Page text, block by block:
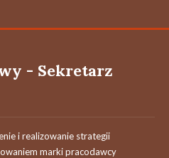
- Sekretarz
i realizowanie strategii
marki pracodawcy